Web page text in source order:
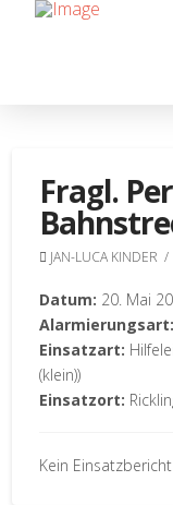
Fragl.
JAN-LUCA KINDER
Datum: 20. Mai
Alarmierungsart:
Einsatzart:
(klein))
Einsatzort:
Kein